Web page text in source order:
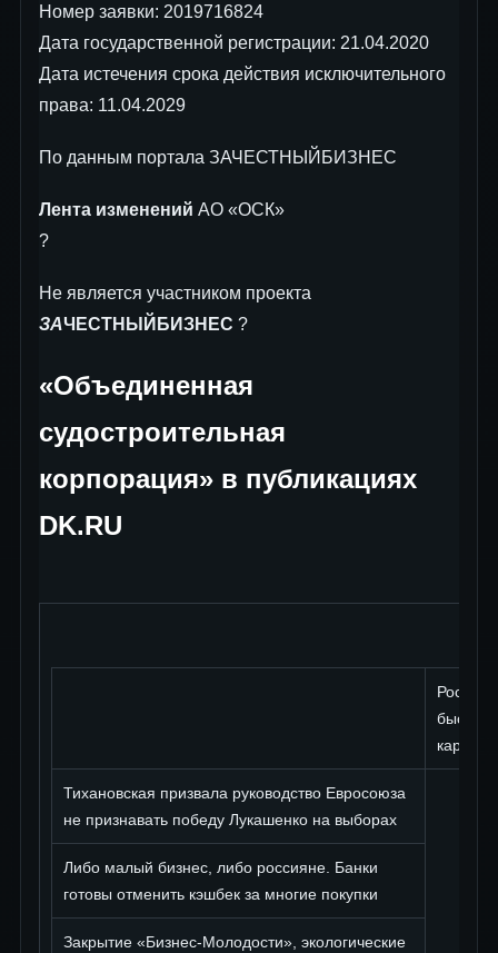
Номер заявки: 2019716824
Дата государственной регистрации: 21.04.2020
Дата истечения срока действия исключительного
права: 11.04.2029
По данным портала ЗАЧЕСТНЫЙБИЗНЕС
Лента изменений АО «ОСК»
?
Не является участником проекта
ЗАЧЕСТНЫЙБИЗНЕС ?
«Объединенная
судостроительная
корпорация» в публикациях
DK.RU
Тихановская призвала руководство Евросоюза
не признавать победу Лукашенко на выборах
Либо малый бизнес, либо россияне. Банки
готовы отменить кэшбек за многие покупки
Закрытие «Бизнес-Молодости», экологические